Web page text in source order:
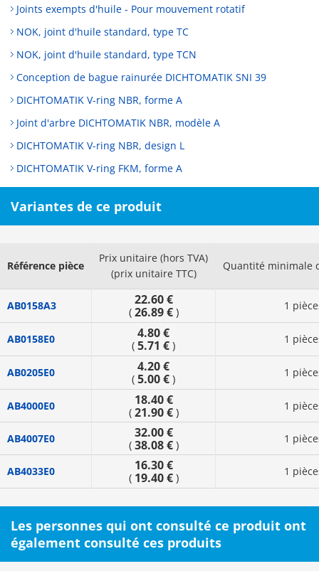
Joints exempts d'huile - Pour mouvement rotatif
NOK, joint d'huile standard, type TC
NOK, joint d'huile standard, type TCN
Conception de bague rainurée DICHTOMATIK SNI 39
DICHTOMATIK V-ring NBR, forme A
Joint d'arbre DICHTOMATIK NBR, modèle A
DICHTOMATIK V-ring NBR, design L
DICHTOMATIK V-ring FKM, forme A
Variantes de ce produit
Référence pièce
Prix unitaire (hors TVA)
(prix unitaire TTC)
Quantité minimale
AB0158A3 22.60 €
( 26.89 €) 1
AB0158E0 4.80 €
( 5.71 € ) 1
AB0205E0 4.20 €
( 5.00 € ) 1
AB4000E0 18.40 €
( 21.90 €) 1
AB4007E0 32.00 €
( 38.08 €) 1
AB4033E0 16.30 €
( 19.40 €) 1
Les personnes qui ont consulté ce produit ont
également consulté ces produits